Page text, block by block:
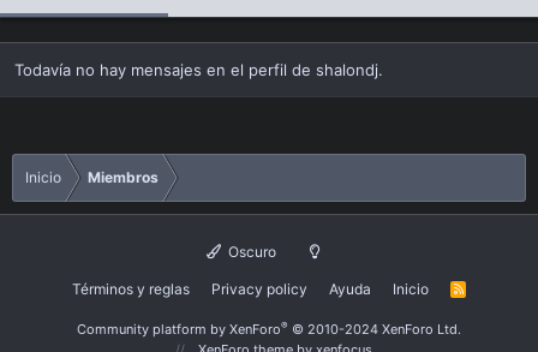
Todavía no hay mensajes en el perfil de shalondj.
Inicio Miembros
Oscuro
Términos y reglas Privacy policy Ayuda Inicio
R
Community platform by XenForo® © 2010-2024 XenForo Ltd.